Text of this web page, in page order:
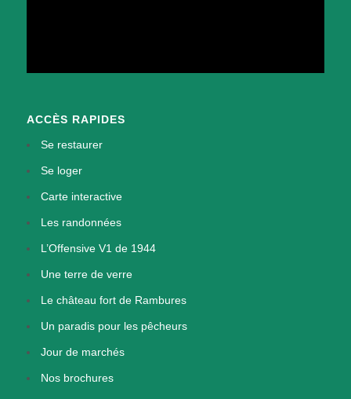
ACCÈS RAPIDES
Se restaurer
Se loger
Carte interactive
Les randonnées
L’Offensive V1 de 1944
Une terre de verre
Le château fort de Rambures
Un paradis pour les pêcheurs
Jour de marchés
Nos brochures